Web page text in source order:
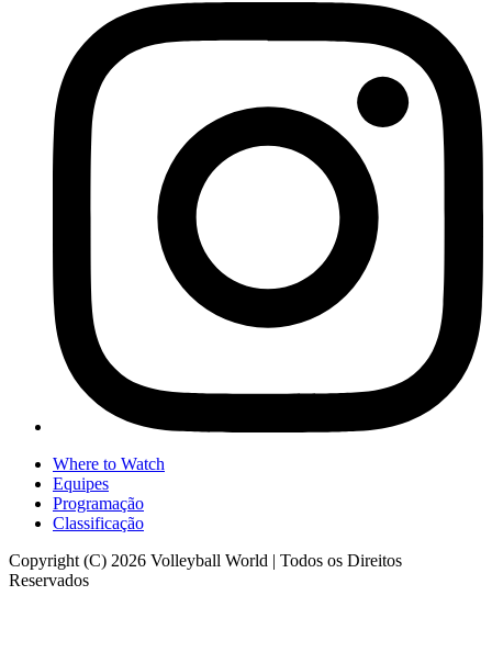
Where to Watch
Equipes
Programação
Classificação
Copyright (C) 2026 Volleyball World | Todos os Direitos
Reservados